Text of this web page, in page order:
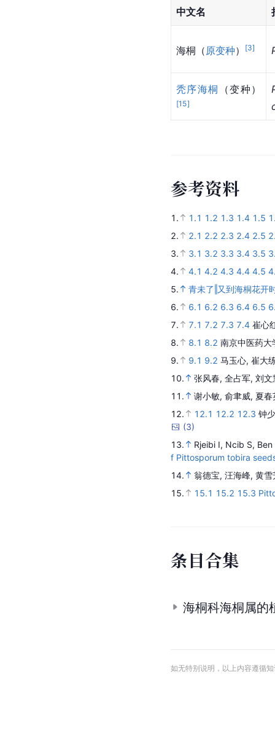
中文名
海桐（ 原变种） [3]
秃序海桐 （变种）
[15]
参考资料
1. 1.1 1.2 1.3 1.4 1.5
2.
2.1 2.2 2.3 2.4 2.5
3.
3.1 3.2 3.3 3.4 3.5
4.
4.1 4.2 4.3 4.4 4.5
5.
青未了‖又到海桐花开
6.
6.1 6.2 6.3 6.4 6.5
7.
7.1 7.2 7.3 7.4 崔心
8.
8.1 8.2 南京中医药
9.
9.1 9.2 马玉心, 崔大
10.
张风春, 全占军, 刘
11.
谢小敏, 俞聿威, 夏
12.
12.1 12.2 12.3 钟
(3)
13.
Rjeibi I, Ncib S,
f Pittosporum tobira
14.
翁德宝, 汪海峰, 黄
15.
15.1 15.2 15.3
条目合集
海桐科海桐属的
如无特别说明，以上内容遵循